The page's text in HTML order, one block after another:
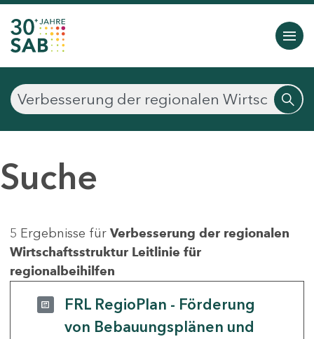
Suche
5 Ergebnisse für Verbesserung der regionalen
Wirtschaftsstruktur Leitlinie für
regionalbeihilfen
FRL RegioPlan - Förderung
von Bebauungsplänen und